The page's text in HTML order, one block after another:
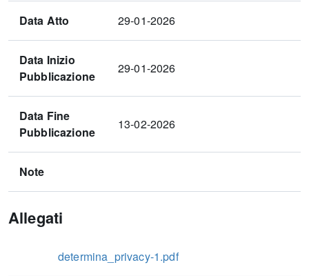
Data Atto 29-01-2026
Data Inizio
Pubblicazione
29-01-2026
Data Fine
Pubblicazione
13-02-2026
Note
Allegati
determina_privacy-1.pdf